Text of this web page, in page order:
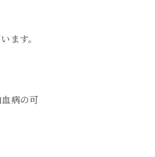
ます。
病の可